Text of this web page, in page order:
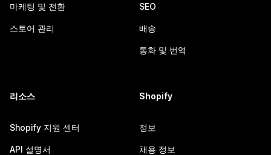
마케팅 및 전환
스토어 관리
SEO
배송
통화 및 번역
리소스
Shopify 지원 센터
API 설명서
Shopify
정보
채용 정보